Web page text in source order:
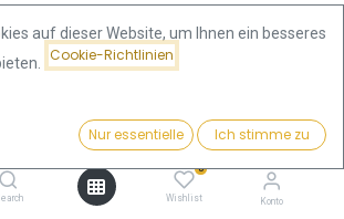
6.290,24€ Kaufen
0
Wishlist Konto
| Perth Mint mit Zertifikat -Känguru
Goldbarren | Perth
auf dieser Website, um Ihnen ein besseres
Cookie-Richtlinien
Nur essentielle Ich stimme zu